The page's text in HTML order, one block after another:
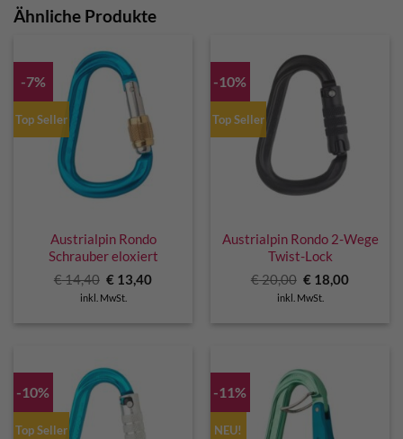
Ähnliche Produkte
-7%
Top Seller
Austrialpin Rondo
Schrauber eloxiert
€14,40 Ursprünglicher
Preis
war:
€ 13,40Aktueller
inkl. MwSt.
-10%
Top Seller
Austrialpin Rondo 2-Wege
Twist-Lock
€20,00 Ursprünglicher
Preis
war:
€ 18,00
inkl. MwSt.
-10%
Top Seller
-11%
NEU!